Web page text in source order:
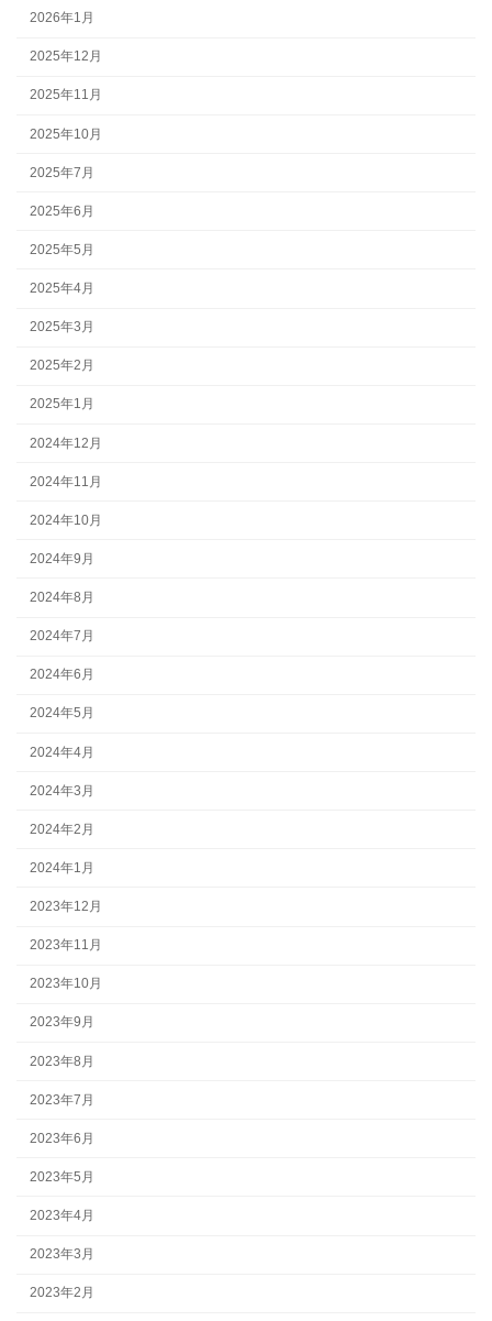
2026年1月
2025年12月
2025年11月
2025年10月
2025年7月
2025年6月
2025年5月
2025年4月
2025年3月
2025年2月
2025年1月
2024年12月
2024年11月
2024年10月
2024年9月
2024年8月
2024年7月
2024年6月
2024年5月
2024年4月
2024年3月
2024年2月
2024年1月
2023年12月
2023年11月
2023年10月
2023年9月
2023年8月
2023年7月
2023年6月
2023年5月
2023年4月
2023年3月
2023年2月